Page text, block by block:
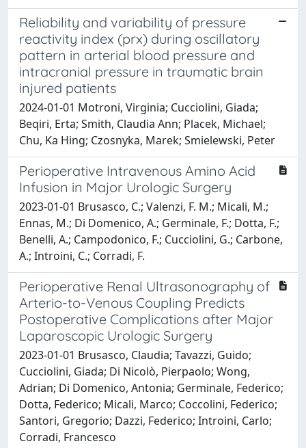
Reliability and variability of pressure
reactivity index (prx) during oscillatory
pattern in arterial blood pressure and
intracranial pressure in traumatic brain
injured patients
2024-01-01 Motroni, Virginia; Cucciolini, Giada;
Beqiri, Erta; Smith, Claudia Ann; Placek, Michael;
Chu, Ka Hing; Czosnyka, Marek; Smielewski, Peter
Perioperative Intravenous Amino Acid
Infusion in Major Urologic Surgery
2023-01-01 Brusasco, C.; Valenzi, F. M.; Micali, M.;
Ennas, M.; Di Domenico, A.; Germinale, F.; Dotta, F.;
Benelli, A.; Campodonico, F.; Cucciolini, G.; Carbone,
A.; Introini, C.; Corradi, F.
Perioperative Renal Ultrasonography of
Arterio-to-Venous Coupling Predicts
Postoperative Complications after Major
Laparoscopic Urologic Surgery
2023-01-01 Brusasco, Claudia; Tavazzi, Guido;
Cucciolini, Giada; Di Nicolò, Pierpaolo; Wong,
Adrian; Di Domenico, Antonia; Germinale, Federico;
Dotta, Federico; Micali, Marco; Coccolini, Federico;
Santori, Gregorio; Dazzi, Federico; Introini, Carlo;
Corradi, Francesco